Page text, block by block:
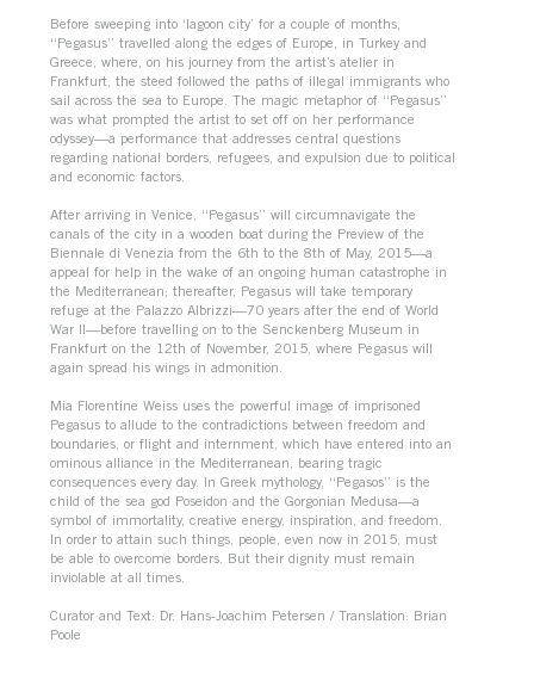
Before sweeping into ‘lagoon city’ for a couple of months,
“Pegasus” travelled along the edges of Europe, in Turkey and
Greece, where, on his journey from the artist’s atelier in
Frankfurt, the steed followed the paths of illegal immigrants who
sail across the sea to Europe. The magic metaphor of “Pegasus”
was what prompted the artist to set off on her performance
odyssey—a performance that addresses central questions
regarding national borders, refugees, and expulsion due to political
and economic factors.
After arriving in Venice, “Pegasus” will circumnavigate the
canals of the city in a wooden boat during the Preview of the
Biennale di Venezia from the 6th to the 8th of May, 2015—a
appeal for help in the wake of an ongoing human catastrophe in
the Mediterranean; thereafter, Pegasus will take temporary
refuge at the Palazzo Albrizzi—70 years after the end of World
War II—before travelling on to the Senckenberg Museum in
Frankfurt on the 12th of November, 2015, where Pegasus will
again spread his wings in admonition.
Mia Florentine Weiss uses the powerful image of imprisoned
Pegasus to allude to the contradictions between freedom and
boundaries, or flight and internment, which have entered into an
ominous alliance in the Mediterranean, bearing tragic
consequences every day. In Greek mythology, “Pegasos” is the
child of the sea god Poseidon and the Gorgonian Medusa—a
symbol of immortality, creative energy, inspiration, and freedom.
In order to attain such things, people, even now in 2015, must
be able to overcome borders. But their dignity must remain
inviolable at all times.
Curator and Text: Dr. Hans-Joachim Petersen / Translation: Brian
Poole